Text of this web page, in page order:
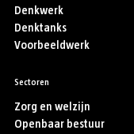
Denkwerk
Denktanks
Voorbeeldwerk
Sectoren
Zorg en welzijn
Openbaar bestuur